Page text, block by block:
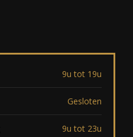
9u tot 19u
Gesloten
9u tot 23u